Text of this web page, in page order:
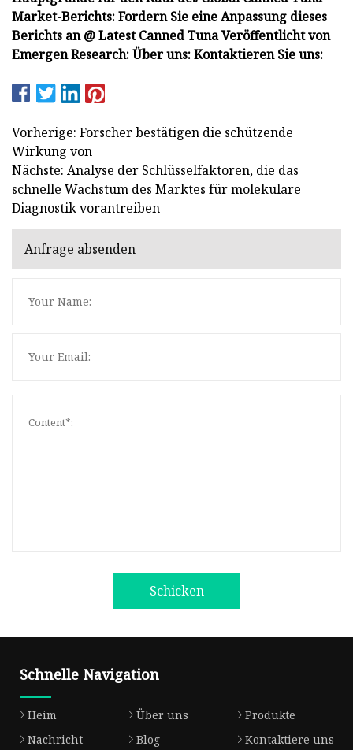
Market-Berichts: Fordern Sie eine Anpassung dieses
Berichts an @ Latest Canned Tuna Veröffentlicht von
Emergen Research: Über uns: Kontaktieren Sie uns:
Vorherige: Forscher bestätigen die schützende
Wirkung von
Nächste: Analyse der Schlüsselfaktoren, die das
schnelle Wachstum des Marktes für molekulare
Diagnostik vorantreiben
Anfrage absenden
Schicken
Schnelle Navigation
Heim Über uns
Produkte
Nachricht
Blog
Kontaktiere uns